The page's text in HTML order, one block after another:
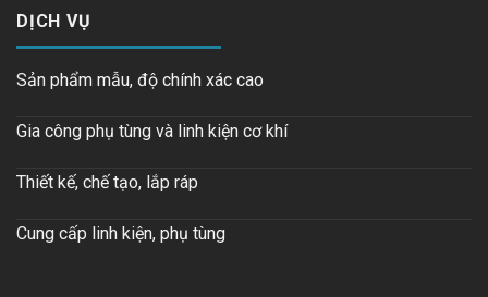
DỊCH VỤ
Sản phẩm mẫu, độ chính xác cao
Gia công phụ tùng và linh kiện cơ khí
Thiết kế, chế tạo, lắp ráp
Cung cấp linh kiện, phụ tùng